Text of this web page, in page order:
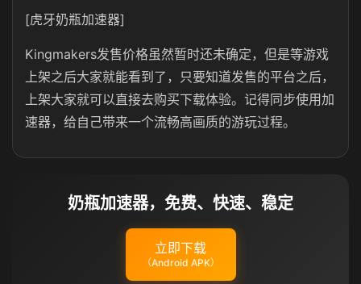
[虎牙奶瓶加速器]
Kingmakers发售价格虽然暂时还未确定，但是等游戏
上架之后大家就能看到了，只要知道发售的平台之后，
上架大家就可以直接去购买下载体验。记得同步使用加
速器，给自己带来一个流畅高画质的游玩过程。
奶瓶加速器，免费、快速、稳定
立即下载
（Android APK）